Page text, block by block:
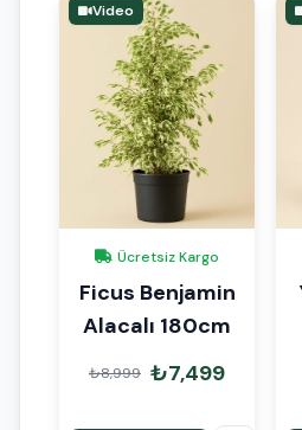
Video
Ücretsiz Kargo
Ficus Benjamin
Alacalı 180cm
₺8,999 ₺7,499